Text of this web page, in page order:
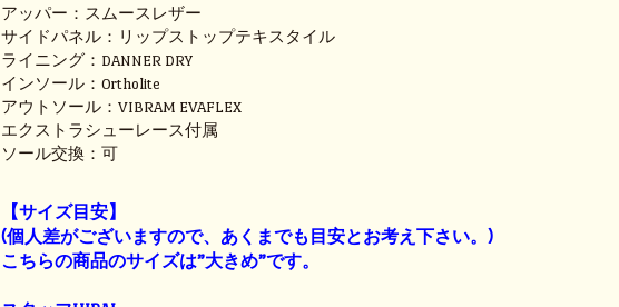
アッパー：スムースレザー
サイドパネル：リップストップテキスタイル
ライニング：DANNER DRY
インソール：Ortholite
アウトソール：VIBRAM EVAFLEX
エクストラシューレース付属
ソール交換：可
【サイズ目安】
(個人差がございますので、あくまでも目安とお考え下さい。)
こちらの商品のサイズは”大きめ”です。